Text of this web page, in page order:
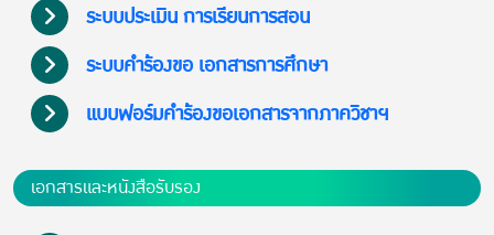
ระบบประเมิน การเรียนการสอน
ระบบคำร้องขอ เอกสารการศึกษา
แบบฟอร์มคำร้องขอเอกสารจากภาควิชาฯ
เอกสารและหนังสือรับรอง